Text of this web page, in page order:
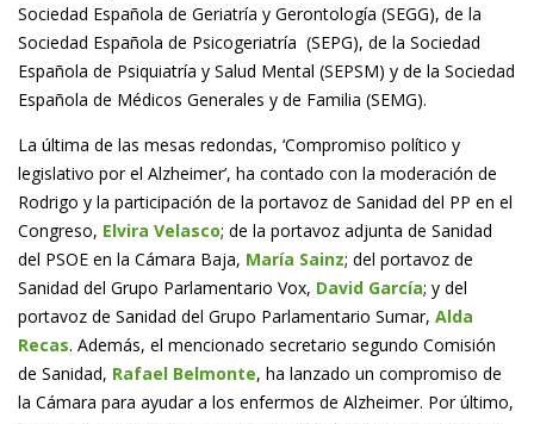
Sociedad Española de Geriatría y Gerontología (SEGG), de la
Sociedad Española de Psicogeriatría (SEPG), de la Sociedad
Española de Psiquiatría y Salud Mental (SEPSM) y de la Sociedad
Española de Médicos Generales y de Familia (SEMG).
La última de las mesas redondas, ‘Compromiso político y
legislativo por el Alzheimer’, ha contado con la moderación de
Rodrigo y la participación de la portavoz de Sanidad del PP en el
Congreso, Elvira Velasco; de la portavoz adjunta de Sanidad
del PSOE en la Cámara Baja, María Sainz; del portavoz de
Sanidad del Grupo Parlamentario Vox, David García; y del
portavoz de Sanidad del Grupo Parlamentario Sumar, Alda
Recas. Además, el mencionado secretario segundo Comisión
de Sanidad, Rafael Belmonte, ha lanzado un compromiso de
la Cámara para ayudar a los enfermos de Alzheimer. Por último,